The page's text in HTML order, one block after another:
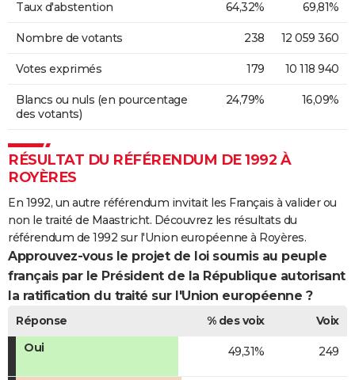
Taux d'abstention 64,32% 69,81%
Nombre de votants 238 12 059 360
Votes exprimés 179 10 118 940
Blancs ou nuls (en pourcentage
des votants)
24,79% 16,09%
RÉSULTAT DU RÉFÉRENDUM DE 1992 À
ROYÈRES
En 1992, un autre référendum invitait les Français à valider ou
non le traité de Maastricht. Découvrez les résultats du
référendum de 1992 sur l'Union européenne à Royères.
Approuvez-vous le projet de loi soumis au peuple
français par le Président de la République autorisant
la ratification du traité sur l'Union européenne ?
Réponse % des voix
Voix
Oui
49,31% 249